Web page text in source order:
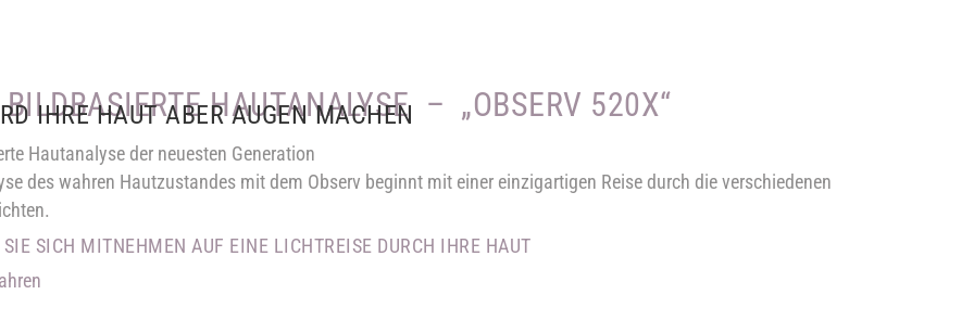
BILDBASIERTE HAUTANALYSE – „OBSERV 520X“
IHRE HAUT ABER AUGEN MACHEN
Hautanalyse der neuesten Generation
des wahren Hautzustandes mit dem Observ beginnt mit einer einzigartigen Reise durch die verschiedenen
SIE SICH MITNEHMEN AUF EINE LICHTREISE DURCH IHRE HAUT